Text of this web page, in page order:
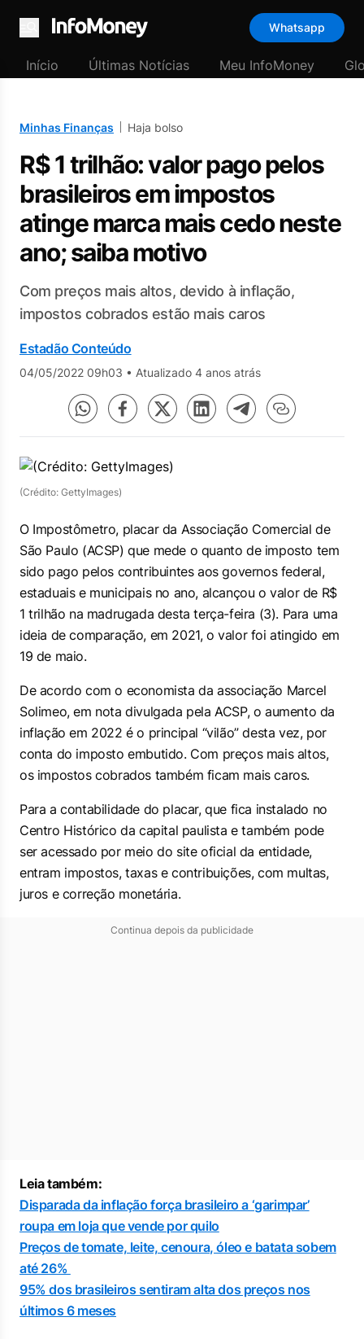
Menu
Whatsapp
Início Últimas Notícias Meu InfoMoney
Minhas Finanças Haja bolso
R$ 1 trilhão: valor pago pelos
brasileiros em impostos
atinge marca mais cedo neste
ano; saiba motivo
Com preços mais altos, devido à inflação,
impostos cobrados estão mais caros
Estadão Conteúdo
04/05/2022 09h03 • Atualizado 4 anos atrás
(Crédito: GettyImages)
O Impostômetro, placar da Associação Comercial de
São Paulo (ACSP) que mede o quanto de imposto tem
sido pago pelos contribuintes aos governos federal,
estaduais e municipais no ano, alcançou o valor de R$
1 trilhão na madrugada desta terça-feira (3). Para uma
ideia de comparação, em 2021, o valor foi atingido em
19 de maio.
De acordo com o economista da associação Marcel
Solimeo, em nota divulgada pela ACSP, o aumento da
inflação em 2022 é o principal “vilão” desta vez, por
conta do imposto embutido. Com preços mais altos,
os impostos cobrados também ficam mais caros.
Para a contabilidade do placar, que fica instalado no
Centro Histórico da capital paulista e também pode
ser acessado por meio do site oficial da entidade,
entram impostos, taxas e contribuições, com multas,
juros e correção monetária.
Continua depois da publicidade
Leia também:
Disparada da inflação força brasileiro a ‘garimpar’
roupa em loja que vende por quilo
Preços de tomate, leite, cenoura, óleo e batata sobem
até 26%
95% dos brasileiros sentiram alta dos preços nos
últimos 6 meses